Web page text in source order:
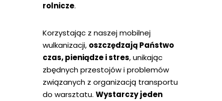
rolnicze.
Korzystając z naszej mobilnej
wulkanizacji, oszczędzają Państwo
czas, pieniądze i stres, unikając
zbędnych przestojów i problemów
związanych z organizacją transportu
do warsztatu. Wystarczy jeden